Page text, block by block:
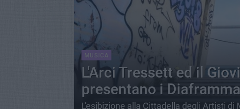
MUSICA
L'Arci Tressett ed il
presentano i
L'esibizione alla Cittadella degli Artisti di